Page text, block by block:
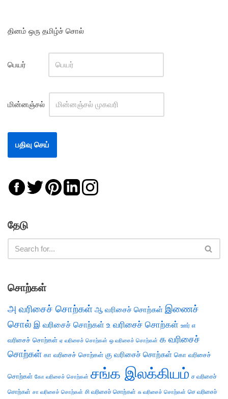
தினம் ஒரு தமிழ்ச் சொல்
பெயர்
மின்னஞ்சல்
தேடு
சொற்கள்
அ வரிசைச் சொற்கள் ஆ வரிசைச் சொற்கள் இணைச்
சொல் இ வரிசைச் சொற்கள் உ வரிசைச் சொற்கள் ஊர் எ
வரிசைச் சொற்கள் ஏ வரிசைச் சொற்கள் ஒ வரிசைச் சொற்கள் க வரிசைச்
சொற்கள் கா வரிசைச் சொற்கள் கு வரிசைச் சொற்கள் கொ வரிசைச்
சொற்கள் கோ வரிசைச் சொற்கள் சங்க இலக்கியம் ச வரிசைச்
சொற்கள் சா வரிசைச் சொற்கள் சி வரிசைச் சொற்கள் சு வரிசைச் சொற்கள் செ வரிசைச்